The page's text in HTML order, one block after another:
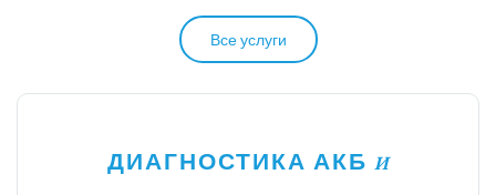
Все услуги
ДИАГНОСТИКА АКБ И